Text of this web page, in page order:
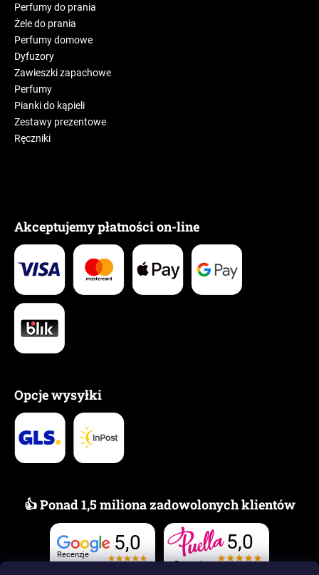
Perfumy do prania
Żele do prania
Perfumy domowe
Dyfuzory
Zawieszki zapachowe
Perfumy
Pianki do kąpieli
Zestawy prezentowe
Ręczniki
Akceptujemy płatności on-line
Opcje wysyłki
👍 Ponad 1,5 miliona zadowolonych klientów
Recenzje
5,0
Recenzje
5,0